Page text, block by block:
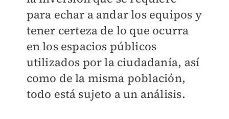
para echar a andar los equipos y
tener certeza de lo que ocurra
en los espacios públicos
utilizados por la ciudadanía, así
como de la misma población,
todo está sujeto a un análisis.